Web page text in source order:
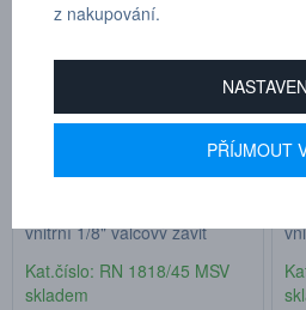
vnitřní 1/8" válcový závit
Kat.číslo: RN 1818/45 MSV
skladem
z nakupování.
PŘÍJMOUT